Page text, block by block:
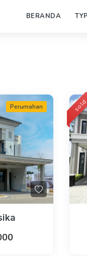
BERANDA
Perumahan